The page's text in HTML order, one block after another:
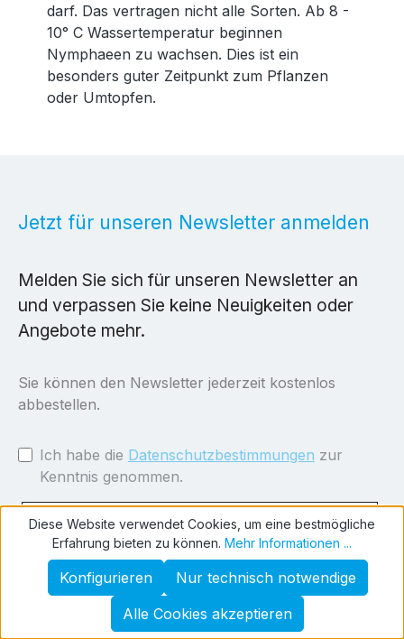
darf. Das vertragen nicht alle Sorten. Ab 8 -
10° C Wassertemperatur beginnen
Nymphaeen zu wachsen. Dies ist ein
besonders guter Zeitpunkt zum Pflanzen
oder Umtopfen.
Jetzt für unseren Newsletter anmelden
Melden Sie sich für unseren Newsletter an
und verpassen Sie keine Neuigkeiten oder
Angebote mehr.
Sie können den Newsletter jederzeit kostenlos
abbestellen.
Ich habe die Datenschutzbestimmungen zur
Kenntnis genommen.
Newsletter abonnieren
Diese Website verwendet Cookies, um eine bestmögliche
Erfahrung bieten zu können. Mehr Informationen ...
Nur technisch notwendige
Konfigurieren
Alle Cookies akzeptieren